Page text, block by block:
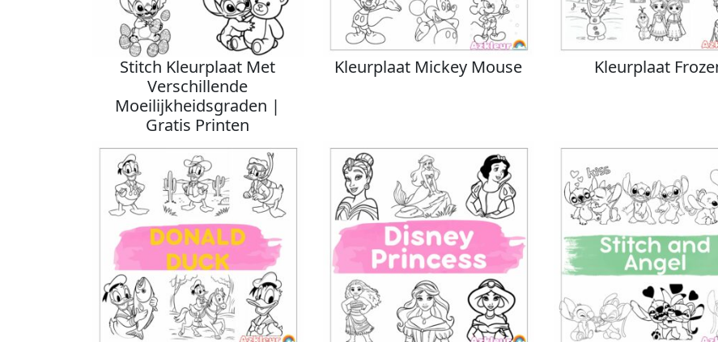
Stitch Kleurplaat Met
Verschillende
Moeilijkheidsgraden |
Gratis Printen
Kleurplaat Mickey Mouse Kleurplaat